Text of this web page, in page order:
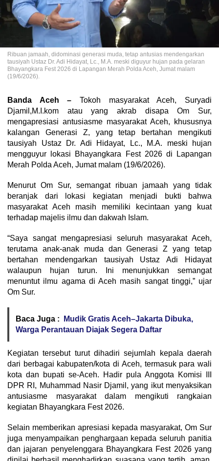
Ribuan jamaah, didominasi generasi muda, tetap antusias mendengarkan
tausiyah Ustaz Dr. Adi Hidayat, Lc., M.A. meski diguyur hujan pada gelaran
Bhayangkara Fest 2026 di Lapangan Merah Polda Aceh, Jumat malam
(19/6/2026).
Banda Aceh – Tokoh masyarakat Aceh, Suryadi
Djamil,M.I.kom atau yang akrab disapa Om Sur,
mengapresiasi antusiasme masyarakat Aceh, khususnya
kalangan Generasi Z, yang tetap bertahan mengikuti
tausiyah Ustaz Dr. Adi Hidayat, Lc., M.A. meski hujan
mengguyur lokasi Bhayangkara Fest 2026 di Lapangan
Merah Polda Aceh, Jumat malam (19/6/2026).
Menurut Om Sur, semangat ribuan jamaah yang tidak
beranjak dari lokasi kegiatan menjadi bukti bahwa
masyarakat Aceh masih memiliki kecintaan yang kuat
terhadap majelis ilmu dan dakwah Islam.
“Saya sangat mengapresiasi seluruh masyarakat Aceh,
terutama anak-anak muda dan Generasi Z yang tetap
bertahan mendengarkan tausiyah Ustaz Adi Hidayat
walaupun hujan turun. Ini menunjukkan semangat
menuntut ilmu agama di Aceh masih sangat tinggi,” ujar
Om Sur.
Baca Juga :
Mudik Gratis Aceh–Jakarta Dibuka,
Warga Perantauan Diajak Segera Daftar
Kegiatan tersebut turut dihadiri sejumlah kepala daerah
dari berbagai kabupaten/kota di Aceh, termasuk para wali
kota dan bupati se-Aceh. Hadir pula Anggota Komisi III
DPR RI, Muhammad Nasir Djamil, yang ikut menyaksikan
antusiasme masyarakat dalam mengikuti rangkaian
kegiatan Bhayangkara Fest 2026.
Selain memberikan apresiasi kepada masyarakat, Om Sur
juga menyampaikan penghargaan kepada seluruh panitia
dan jajaran penyelenggara Bhayangkara Fest 2026 yang